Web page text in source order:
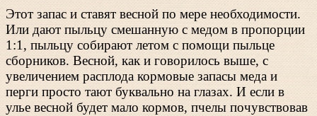
Этот запас и ставят весной по мере необходимости.
Или дают пыльцу смешанную с медом в пропорции
1:1, пыльцу собирают летом с помощи пыльце
сборников. Весной, как и говорилось выше, с
увеличением расплода кормовые запасы меда и
перги просто тают буквально на глазах. И если в
улье весной будет мало кормов, пчелы почувствовав